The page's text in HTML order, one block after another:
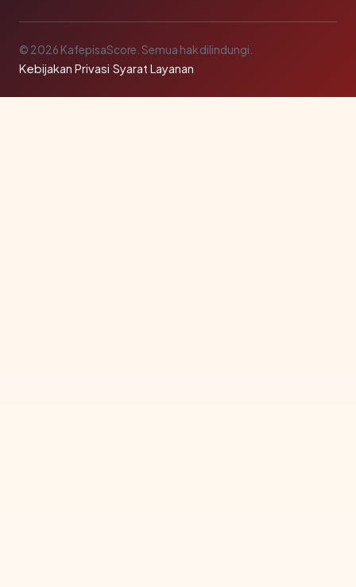
© 2026 KafepisaScore. Semua hak dilindungi.
Kebijakan Privasi·Syarat Layanan